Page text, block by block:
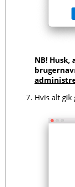
NB! Husk,
Hvis alt gik